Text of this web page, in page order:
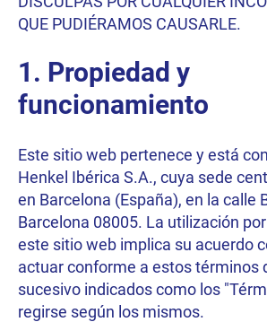
QUE PUDIÉRAMOS CAUSARLE.
1. Propiedad y
funcionamiento
Este sitio web pertenece y está
Henkel Ibérica S.A., cuya sede
en Barcelona (España), en la calle
Barcelona 08005. La utilización
este sitio web implica su acuerdo
actuar conforme a estos términos
sucesivo indicados como los
regirse según los mismos.